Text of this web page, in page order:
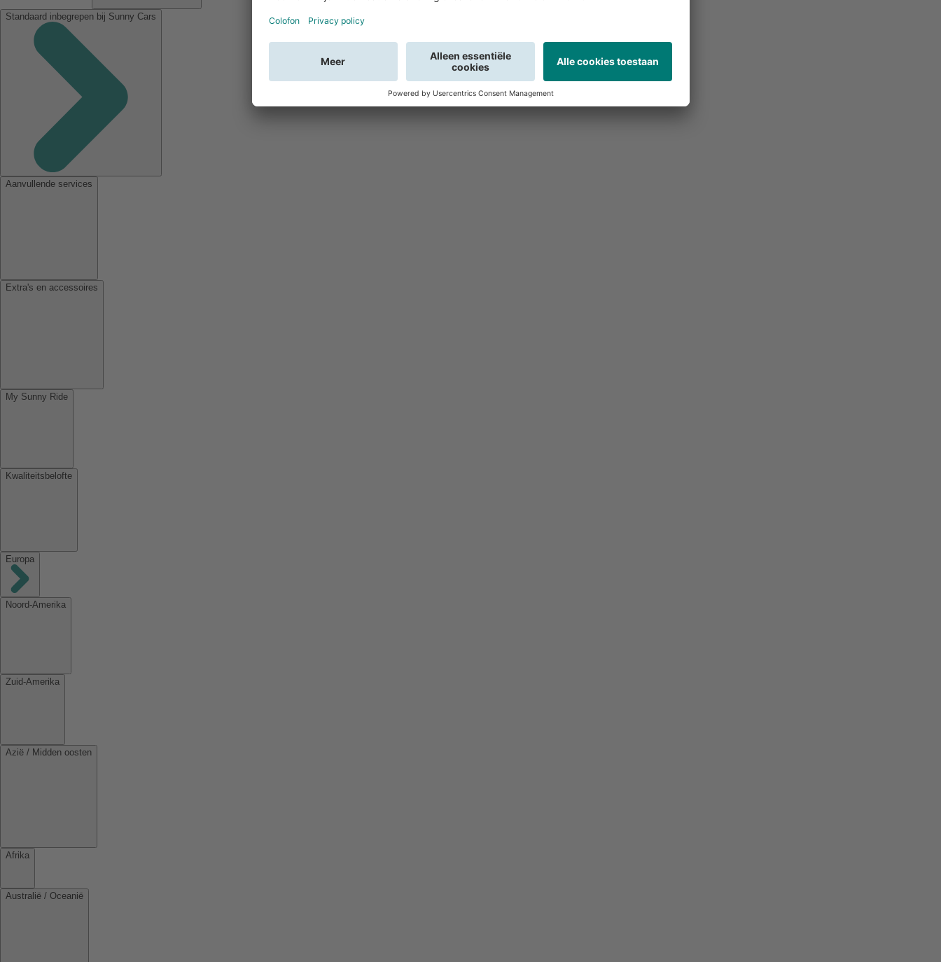
Standaard inbegrepen bij Sunny Cars
Aanvullende services
Extra's en accessoires
My Sunny Ride
Kwaliteitsbelofte
Europa
Noord-Amerika
Zuid-Amerika
Azië / Midden oosten
Afrika
Australië / Oceanië